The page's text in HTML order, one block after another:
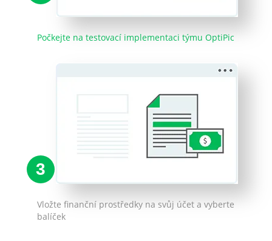
Počkejte na testovací implementaci týmu OptiPic
3
Vložte finanční prostředky na svůj účet a vyberte
balíček